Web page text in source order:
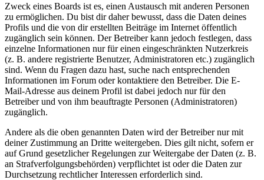
Zweck eines Boards ist es, einen Austausch mit anderen Personen
zu ermöglichen. Du bist dir daher bewusst, dass die Daten deines
Profils und die von dir erstellten Beiträge im Internet öffentlich
zugänglich sein können. Der Betreiber kann jedoch festlegen, dass
einzelne Informationen nur für einen eingeschränkten Nutzerkreis
(z. B. andere registrierte Benutzer, Administratoren etc.) zugänglich
sind. Wenn du Fragen dazu hast, suche nach entsprechenden
Informationen im Forum oder kontaktiere den Betreiber. Die E-
Mail-Adresse aus deinem Profil ist dabei jedoch nur für den
Betreiber und von ihm beauftragte Personen (Administratoren)
zugänglich.
Andere als die oben genannten Daten wird der Betreiber nur mit
deiner Zustimmung an Dritte weitergeben. Dies gilt nicht, sofern er
auf Grund gesetzlicher Regelungen zur Weitergabe der Daten (z. B.
an Strafverfolgungsbehörden) verpflichtet ist oder die Daten zur
Durchsetzung rechtlicher Interessen erforderlich sind.